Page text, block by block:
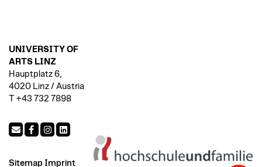
UNIVERSITY OF
ARTS LINZ
Hauptplatz 6,
4020 Linz / Austria
T +43 732 7898
Sitemap Imprint